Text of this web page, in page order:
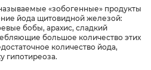
«зобогенные» продукты
йода щитовидной железой:
бобы, арахис, сладкий
большое количество этих
количество йода,
гипотиреоза.